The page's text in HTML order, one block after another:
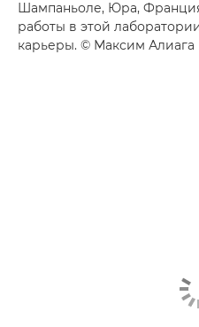
Шампаньоле, Юра,
работы в этой
карьеры. © Максим Алиага